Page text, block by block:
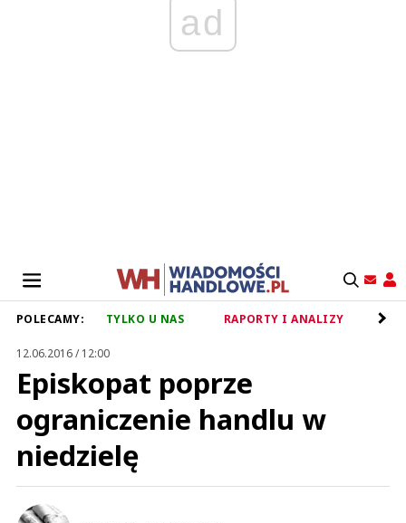
ad
POLECAMY: TYLKO U NAS RAPORTY I ANALIZY
12.06.2016 / 12:00
Episkopat poprze
ograniczenie handlu w
niedzielę